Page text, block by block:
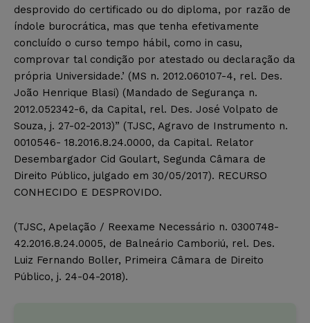
desprovido do certificado ou do diploma, por razão de
índole burocrática, mas que tenha efetivamente
concluído o curso tempo hábil, como in casu,
comprovar tal condição por atestado ou declaração da
própria Universidade.’ (MS n. 2012.060107-4, rel. Des.
João Henrique Blasi) (Mandado de Segurança n.
2012.052342-6, da Capital, rel. Des. José Volpato de
Souza, j. 27-02-2013)” (TJSC, Agravo de Instrumento n.
0010546- 18.2016.8.24.0000, da Capital. Relator
Desembargador Cid Goulart, Segunda Câmara de
Direito Público, julgado em 30/05/2017). RECURSO
CONHECIDO E DESPROVIDO.
(TJSC, Apelação / Reexame Necessário n. 0300748-
42.2016.8.24.0005, de Balneário Camboriú, rel. Des.
Luiz Fernando Boller, Primeira Câmara de Direito
Público, j. 24-04-2018).